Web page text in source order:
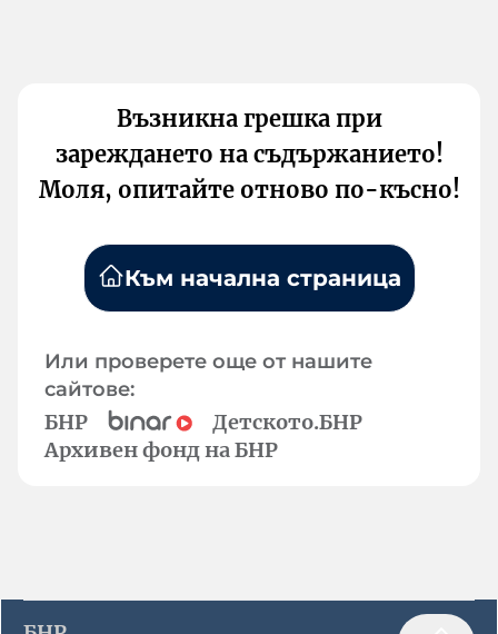
Възникна грешка при
зареждането на съдържанието!
Моля, опитайте отново по-късно!
Към начална страница
Или проверете още от нашите
сайтове:
БНР
Детското.БНР
Архивен фонд на БНР